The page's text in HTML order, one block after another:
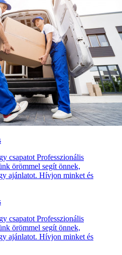
csapatot Professzionális
örömmel segít önnek,
ajánlatot. Hívjon minket és
csapatot Professzionális
örömmel segít önnek,
ajánlatot. Hívjon minket és